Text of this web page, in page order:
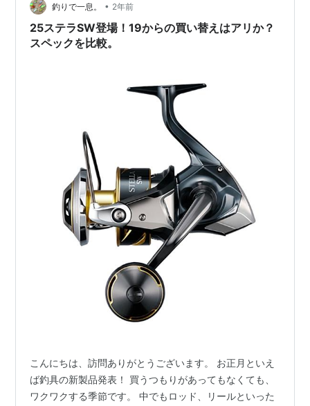
た釣具屋さんから帰還報告を受けたので、早速お迎え
に。 おかえりステラ。 ゴロゴロ感はすっかり消えていま
す！ 代金は合計で税込9,130円…
釣りで一息。 • 2年前
25ステラSW登場！19からの買い替えはアリか？
スペックを比較。
こんにちは、訪問ありがとうございます。 お正月といえ
ば釣具の新製品発表！ 買うつもりがあってもなくても、
ワクワクする季節です。 中でもロッド、リールといった